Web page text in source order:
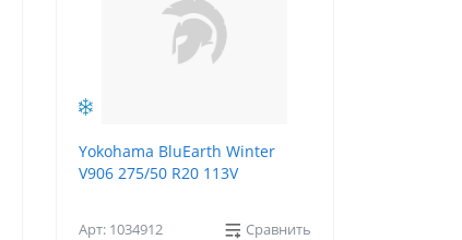
Yokohama BluEarth Winter
V906 275/50 R20 113V
Арт: 1034912 Сравнить